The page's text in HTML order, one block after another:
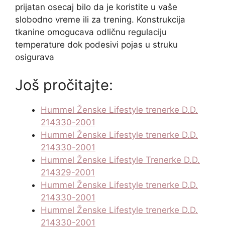
prijatan osecaj bilo da je koristite u vaše
slobodno vreme ili za trening. Konstrukcija
tkanine omogucava odličnu regulaciju
temperature dok podesivi pojas u struku
osigurava
Još pročitajte:
Hummel Ženske Lifestyle trenerke D.D.
214330-2001
Hummel Ženske Lifestyle trenerke D.D.
214330-2001
Hummel Ženske Lifestyle Trenerke D.D.
214329-2001
Hummel Ženske Lifestyle trenerke D.D.
214330-2001
Hummel Ženske Lifestyle trenerke D.D.
214330-2001